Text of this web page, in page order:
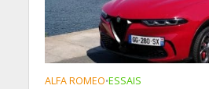
ALFA ROMEO•ESSAIS